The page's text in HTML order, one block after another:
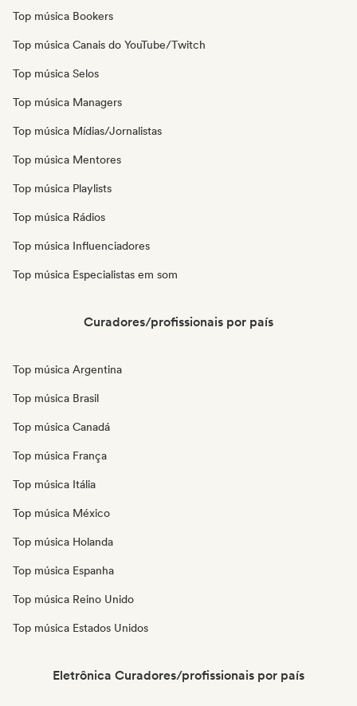
Top música Bookers
Top música Canais do YouTube/Twitch
Top música Selos
Top música Managers
Top música Mídias/Jornalistas
Top música Mentores
Top música Playlists
Top música Rádios
Top música Influenciadores
Top música Especialistas em som
Curadores/profissionais por país
Top música Argentina
Top música Brasil
Top música Canadá
Top música França
Top música Itália
Top música México
Top música Holanda
Top música Espanha
Top música Reino Unido
Top música Estados Unidos
Eletrônica Curadores/profissionais por país